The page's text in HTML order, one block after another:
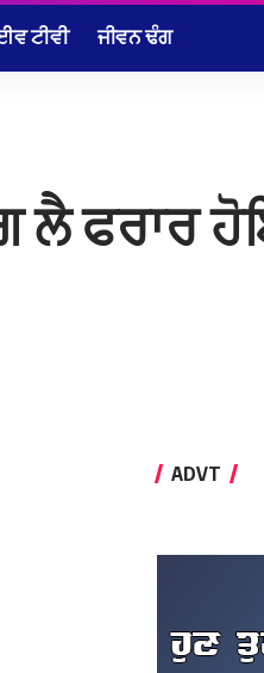
ਟੀਵੀ ਜੀਵਨ ਢੰਗ
ਲੈ ਫਰਾਰ
ADVT